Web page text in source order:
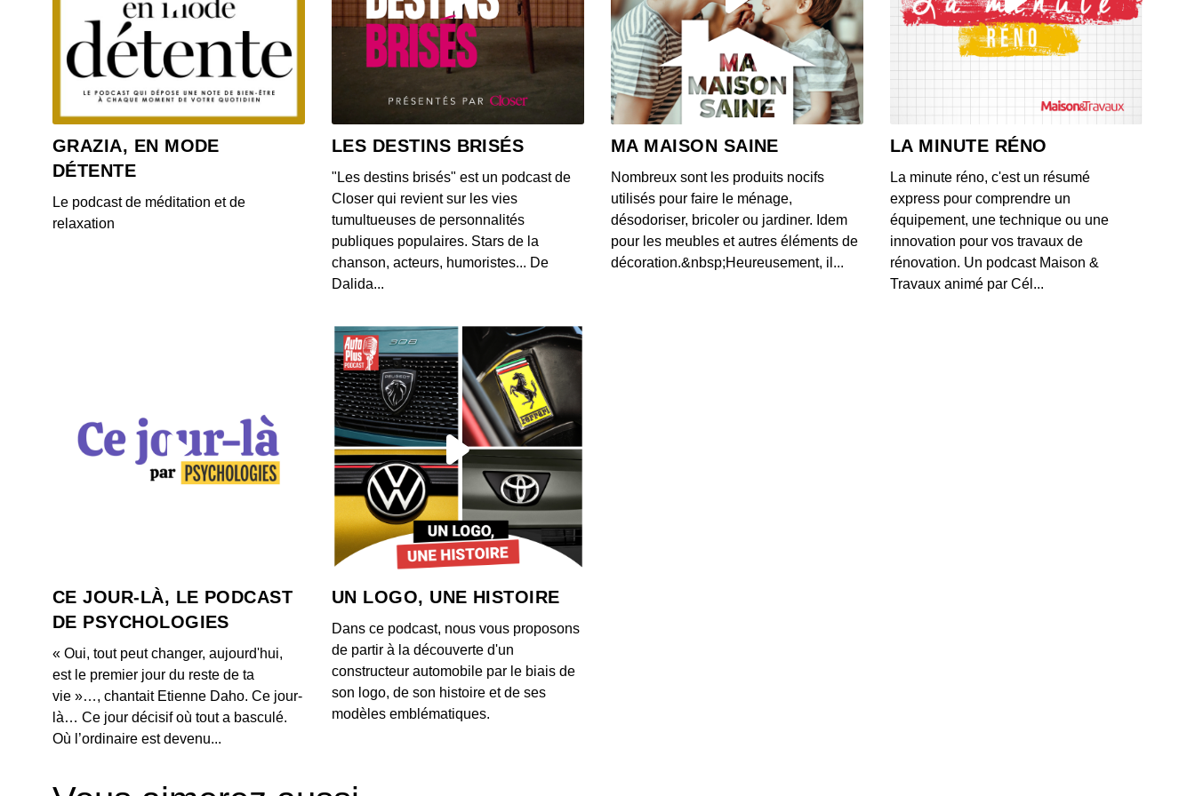
Une IA valide par erreur une offre de rachat à 16 000 euros
chez BMW
00:03:24 - IL Y A 1 MOIS
Une vague de moratoires frappe les datacenters aux États-
Unis après un projet polémique près d'un zoo
00:03:00 - IL Y A 1 MOIS
Voici les méthodes de Box pour classifier et protéger les
données d'entreprise contre les fuites documentaires
00:08:26 - IL Y A 1 MOIS
L'application du Crédit Agricole mise à genoux par la
GRAZIA, EN MODE
DÉTENTE
Le podcast de méditation et de
relaxation
LES DESTINS BRISÉS
"Les destins brisés" est un podcast de
Closer qui revient sur les vies
tumultueuses de personnalités
publiques populaires. Stars de la
chanson, acteurs, humoristes... De
Dalida...
MA MAISON SAINE
Nombreux sont les produits nocifs
utilisés pour faire le ménage,
désodoriser, bricoler ou jardiner. Idem
pour les meubles et autres éléments de
décoration.&nbsp;Heureusement, il...
LA MINUTE RÉNO
La minute réno, c'est un résumé
express pour comprendre un
équipement, une technique ou une
innovation pour vos travaux de
rénovation. Un podcast Maison &
Travaux animé par Cél...
CE JOUR-LÀ, LE PODCAST
DE PSYCHOLOGIES
« Oui, tout peut changer, aujourd'hui,
est le premier jour du reste de ta
vie »…, chantait Etienne Daho. Ce jour-
là… Ce jour décisif où tout a basculé.
Où l’ordinaire est devenu...
UN LOGO, UNE HISTOIRE
Dans ce podcast, nous vous proposons
de partir à la découverte d'un
constructeur automobile par le biais de
son logo, de son histoire et de ses
modèles emblématiques.